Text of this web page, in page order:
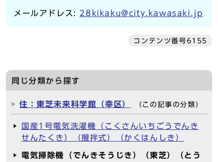
メールアドレス: 28kikaku@city.kawasaki.jp
コンテンツ番号6155
同じ分類から探す
住：東芝未来科学館（幸区） （この記事の分類）
国産1号電気洗濯機（こくさんいちごうでんき
せんたくき）（攪拌式）（かくはんしき）
電気掃除機（でんきそうじき）（東芝）（とう